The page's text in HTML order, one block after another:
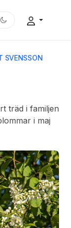
SVENSSON
träd i familjen
i maj